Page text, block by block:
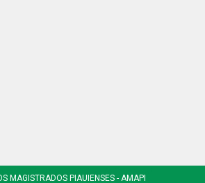
MAGISTRADOS PIAUIENSES - AMAPI